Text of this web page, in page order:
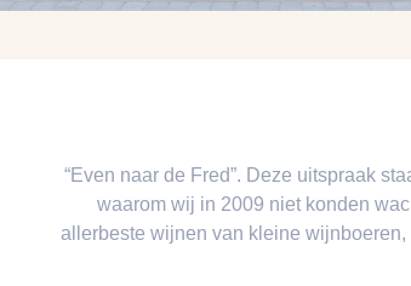
“Even naar de Fred”. Deze uitspraak
waarom wij in 2009 niet konden
allerbeste wijnen van kleine